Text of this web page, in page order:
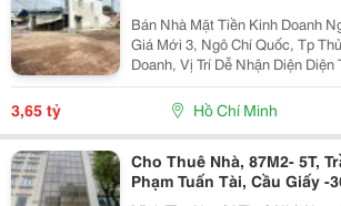
Bán Nhà Mặt Tiền Kinh Doanh
Giá Mới 3, Ngô Chí Quốc, Tp
Doanh, Vị Trí Dễ Nhận Diện
Giá: 3,65 Tỷ * Sau Chợ Đầu Mối Thủ Đức * Gần Khu
Chế Xuất Linh Trung * Khu Dân
3,65 tỷ Hồ Chí Minh
Cho Thuê Nhà, 87M2- 5T,
Phạm Tuấn Tài, Cầu Giấy -